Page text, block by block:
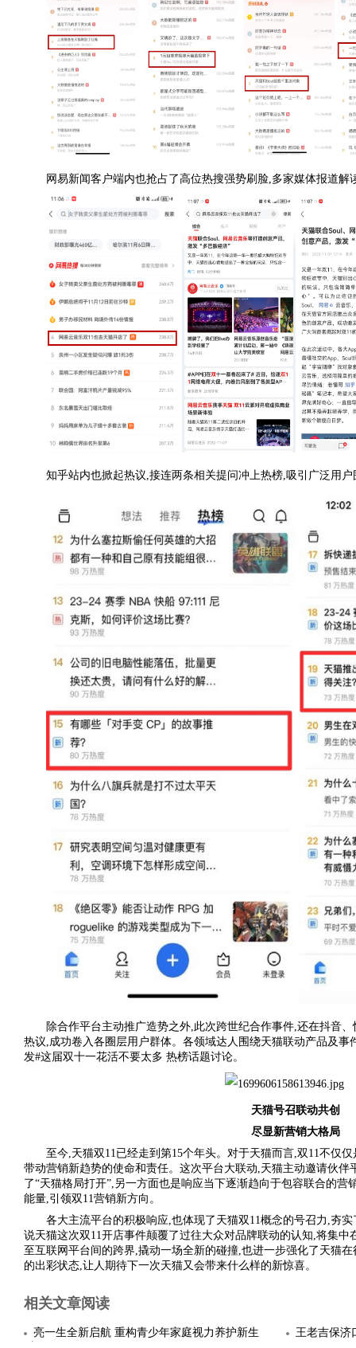
网易新闻客户端内也抢占了高位热搜强势刷脸,多家媒体报道解
知乎站内也掀起热议,接连两条相关提问冲上热榜,吸引广泛用户
除合作平台主动推广造势之外,此次跨世纪合作事件,还在抖音
热议,成功卷入各圈层用户群体。各领域达人围绕天猫联动产品及事
发#这届双十一花活不要太多 热榜话题讨论。
天猫号召联动共创
尽显新营销大格局
至今,天猫双11已经走到第15个年头。对于天猫而言,双11不仅
带动营销新趋势的使命和责任。这次平台大联动,天猫主动邀请伙伴
了“天猫格局打开”,另一方面也是响应当下逐渐趋向于包容联合的营
能量,引领双11营销新方向。
各大主流平台的积极响应,也体现了天猫双11概念的号召力,夯
说天猫这次双11开店事件颠覆了过往大众对品牌联动的认知,将集
至互联网平台间的跨界,撬动一场全新的碰撞,也进一步强化了天猫
的出彩状态,让人期待下一次天猫又会带来什么样的新惊喜。
相关文章阅读
亮一生全新启航 重构青少年家庭视力养护新生
王老吉保济